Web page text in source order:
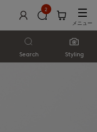
2
メニュー
Search Styling